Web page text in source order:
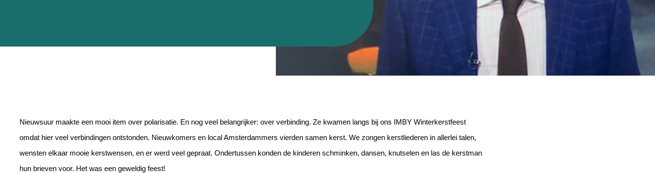
Nieuwsuur maakte een mooi item over polarisatie. En nog veel belangrijker: over verbinding. Ze kwamen langs bij ons IMBY Winterkerstfeest
omdat hier veel verbindingen ontstonden. Nieuwkomers en local Amsterdammers vierden samen kerst. We zongen kerstliederen in allerlei talen,
wensten elkaar mooie kerstwensen, en er werd veel gepraat. Ondertussen konden de kinderen schminken, dansen, knutselen en las de kerstman
hun brieven voor. Het was een geweldig feest!